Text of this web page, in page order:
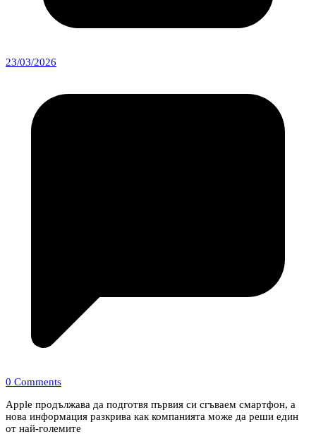
23/03/2026
0 Comments
Apple продължава да подготвя първия си сгъваем смартфон, а
нова информация разкрива как компанията може да реши един
от най-големите